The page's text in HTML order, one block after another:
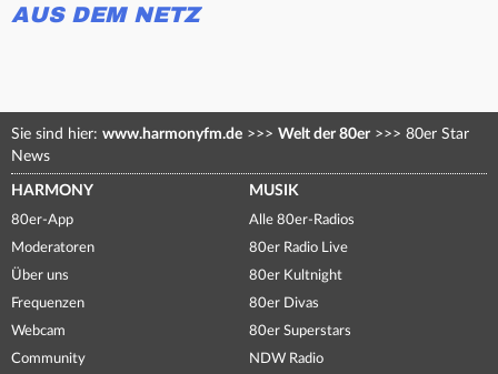
AUS DEM NETZ
Sie sind hier: www.harmonyfm.de >>> Welt der 80er >>> 80er Star
News
HARMONY
80er-App
Moderatoren
Über uns
Frequenzen
Webcam
Community
MUSIK
Alle 80er-Radios
80er Radio Live
80er Kultnight
80er Divas
80er Superstars
NDW Radio